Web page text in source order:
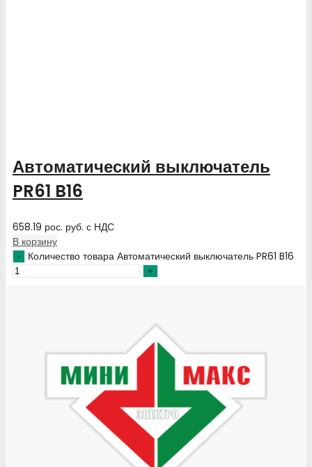
Автоматический выключатель
PR61 B16
658.19 рос. руб. с НДС
В корзину
Количество товара Автоматический выключатель PR61 B16